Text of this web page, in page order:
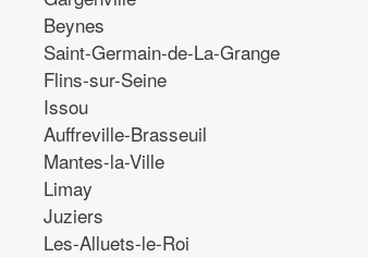
Beynes
Saint-Germain-de-La-Grange
Flins-sur-Seine
Issou
Auffreville-Brasseuil
Mantes-la-Ville
Limay
Juziers
Les-Alluets-le-Roi